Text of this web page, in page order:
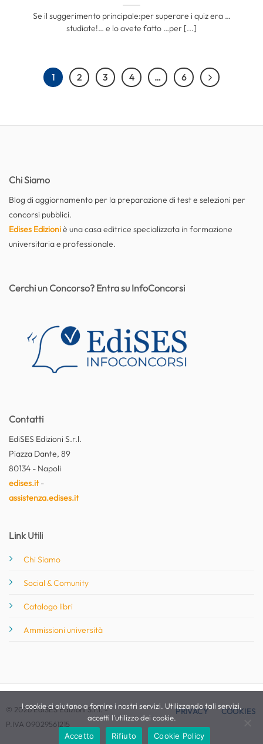
Se il suggerimento principale:per superare i quiz era …
studiate!… e lo avete fatto …per [...]
1 2 3 4 … 6
Chi Siamo
Blog di aggiornamento per la preparazione di test e selezioni per
concorsi pubblici.
Edises Edizioniè una casa editrice specializzata in formazione
universitaria e professionale.
Contatti
EdiSES Edizioni S.r.l.
Piazza Dante, 89
80134 - Napoli
edises.it-
assistenza.edises.it
Link Utili
Chi Siamo
Social & Comunity
Catalogo libri
Ammissioni università
Cerchi un Concorso? Entra su InfoConcorsi
© 2026 EdiSES Edizioni S.r.l. -
P.IVA 09029561215
PRIVACY COOKIES
I cookie ci aiutano a fornire i nostri servizi. Utilizzando tali servizi,
accetti l'utilizzo dei cookie.
Accetto
Rifiuto Cookie Policy